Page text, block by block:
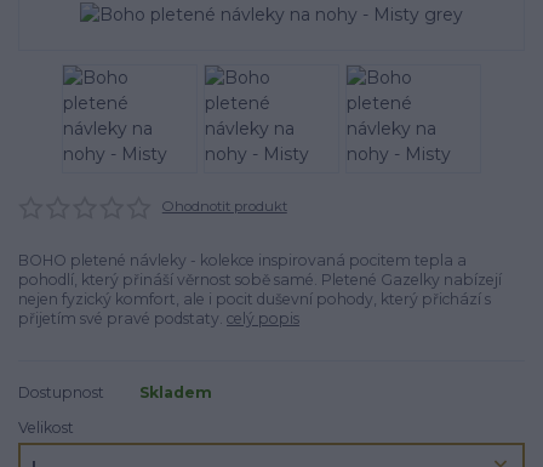
Ohodnotit produkt
BOHO pletené návleky - kolekce inspirovaná pocitem tepla a
pohodlí, který přináší věrnost sobě samé. Pletené Gazelky nabízejí
nejen fyzický komfort, ale i pocit duševní pohody, který přichází s
přijetím své pravé podstaty. celý popis
Dostupnost
Skladem
Velikost